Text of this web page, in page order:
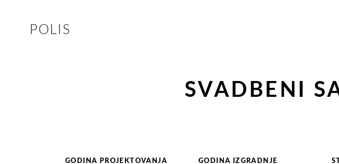
POLIS
SVADBENI
GODINA PROJEKTOVANJA GODINA IZGRADNJE